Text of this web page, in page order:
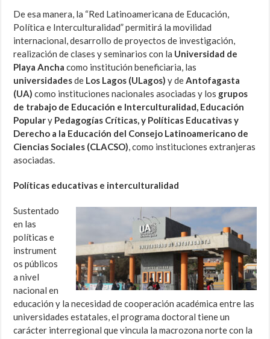
De esa manera, la “Red Latinoamericana de Educación,
Política e Interculturalidad” permitirá la movilidad
internacional, desarrollo de proyectos de investigación,
realización de clases y seminarios con la Universidad de
Playa Ancha como institución beneficiaria, las
universidadesde Los Lagos (ULagos) y deAntofagasta
(UA) como instituciones nacionales asociadas y los grupos
de trabajo de Educación e Interculturalidad, Educación
Populary Pedagogías Críticas, y Políticas Educativas y
Derecho a la Educación del Consejo Latinoamericano de
Ciencias Sociales (CLACSO), como instituciones extranjeras
asociadas.
Políticas educativas e interculturalidad
Sustentado
en las
políticas e
instrument
os públicos
a nivel
nacional en
educación y la necesidad de cooperación académica entre las
universidades estatales, el programa doctoral tiene un
carácter interregional que vincula la macrozona norte con la